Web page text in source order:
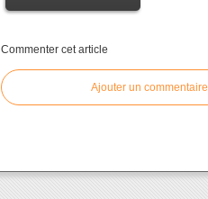
Commenter cet article
Ajouter un commentaire